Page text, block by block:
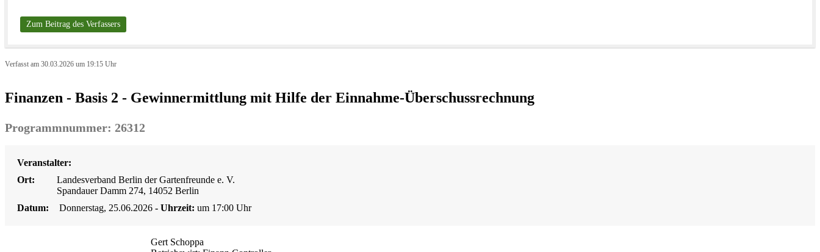
Zum Beitrag des Verfassers
Verfasst am 30.03.2026 um 19:15 Uhr
Finanzen - Basis 2 - Gewinnermittlung mit Hilfe der Einnahme-Überschussrechnung
Programmnummer: 26312
Veranstalter:
Ort:
Landesverband Berlin der Gartenfreunde e. V.
Spandauer Damm 274, 14052 Berlin
Datum:
Donnerstag, 25.06.2026 - Uhrzeit: um 17:00 Uhr
Gert Schoppa